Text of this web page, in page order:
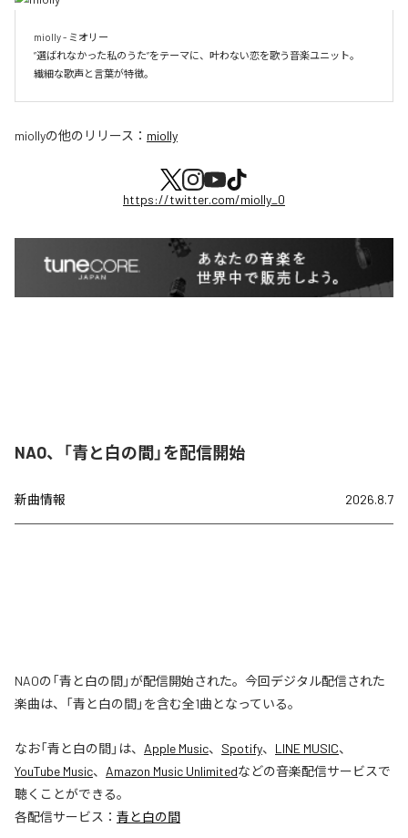
miolly - ミオリー
”選ばれなかった私のうた”をテーマに、叶わない恋を歌う音楽ユニット。
miollyの他のリリース： miolly
https://twitter.com/miolly_0
NAO、「青と白の間」を配信開始
新曲情報 2026.8.7
NAOの「青と白の間」が配信開始された。今回デジタル配信された
楽曲は、「青と白の間」を含む全1曲となっている。
なお「青と白の間」は、 Apple Music、 Spotify、 LINE MUSIC、
YouTube Music、 Amazon Music Unlimitedなどの音楽配信サービスで
聴くことができる。
各配信サービス： 青と白の間